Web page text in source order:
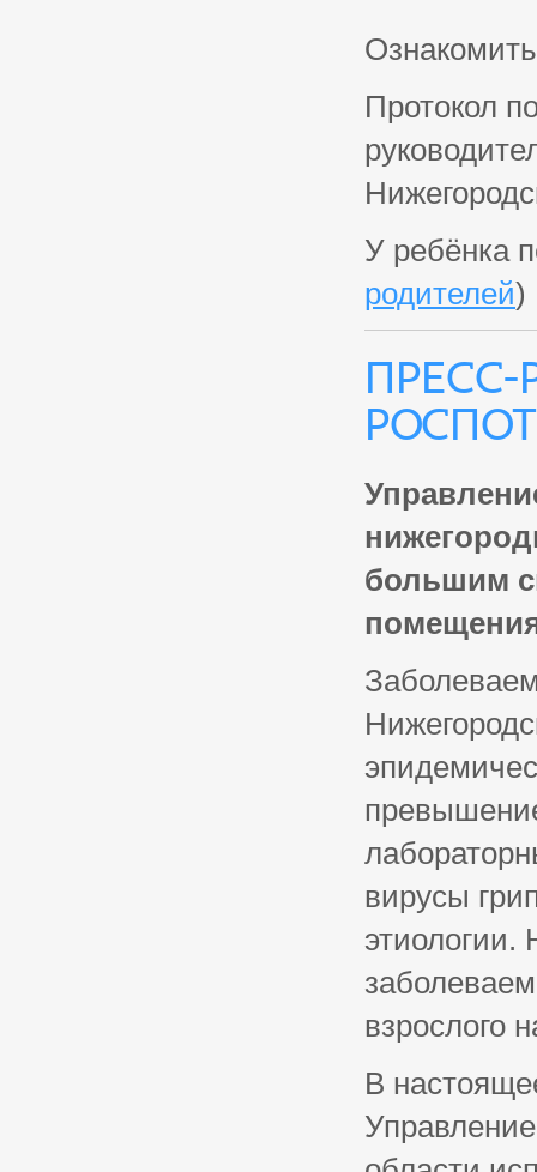
Протокол
У ребёнка
родителей)
большим
вирусы
этиологии.
взрослого
В